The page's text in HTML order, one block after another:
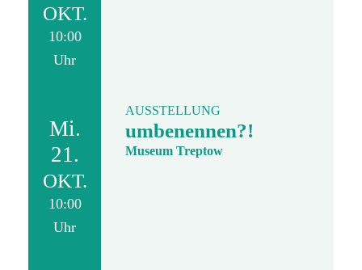
OKT.
10:00
Uhr
Mi.
21.
OKT.
10:00
Uhr
AUSSTELLUNG
umbenennen?!
Museum Treptow